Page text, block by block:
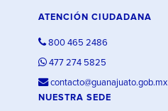
ATENCIÓN CIUDADANA
800 465 2486
477 274 5825
contacto@guanajuato.gob.mx
NUESTRA SEDE